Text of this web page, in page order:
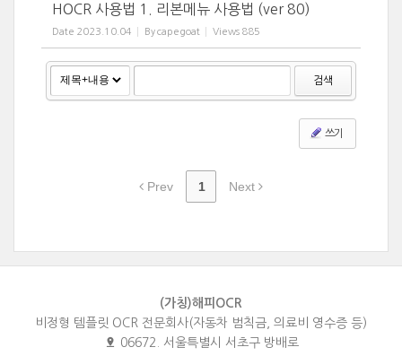
HOCR 사용법 1. 리본메뉴 사용법 (ver 80)
Date 2023.10.04 Bycapegoat Views 885
검색
쓰기
Prev 1 Next
(가칭)해피OCR
비정형 템플릿 OCR 전문회사(자동차 범칙금, 의료비 영수증 등)
06672. 서울특별시 서초구 방배로